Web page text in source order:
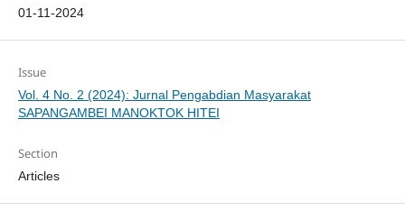
01-11-2024
Issue
Vol. 4 No. 2 (2024): Jurnal Pengabdian Masyarakat
SAPANGAMBEI MANOKTOK HITEI
Section
Articles